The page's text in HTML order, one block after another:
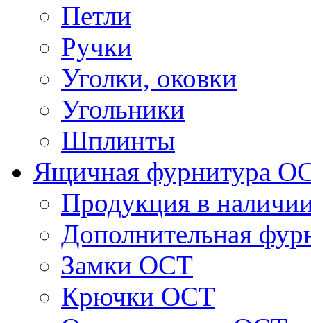
Петли
Ручки
Уголки, оковки
Угольники
Шплинты
Ящичная фурнитура
Продукция в
Дополнительная
Замки ОСТ
Крючки ОСТ